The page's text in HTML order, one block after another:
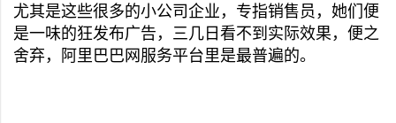
尤其是这些很多的小公司企业，专指销售员，她们便
是一味的狂发布广告，三几日看不到实际效果，便之
舍弃，阿里巴巴网服务平台里是最普遍的。